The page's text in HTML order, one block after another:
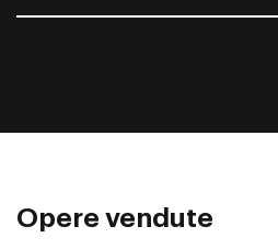
Opere vendute